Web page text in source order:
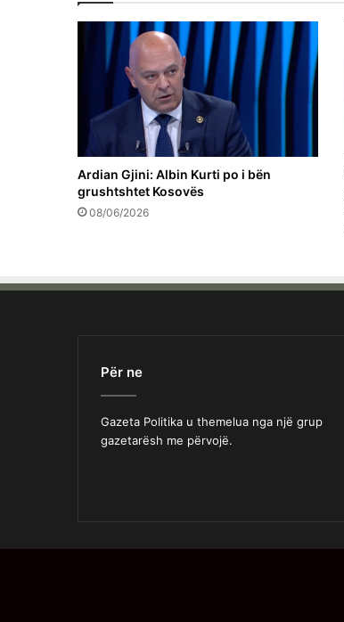
Ardian Gjini: Albin Kurti po i bën
grushtshtet Kosovës
08/06/2026
Për ne
Gazeta Politika u themelua nga një grup
gazetarësh me përvojë.